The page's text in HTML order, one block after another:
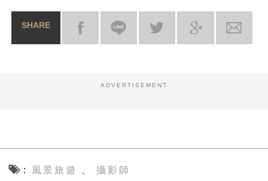
SHARE
ADVERTISEMENT
風景旅遊 、 攝影師